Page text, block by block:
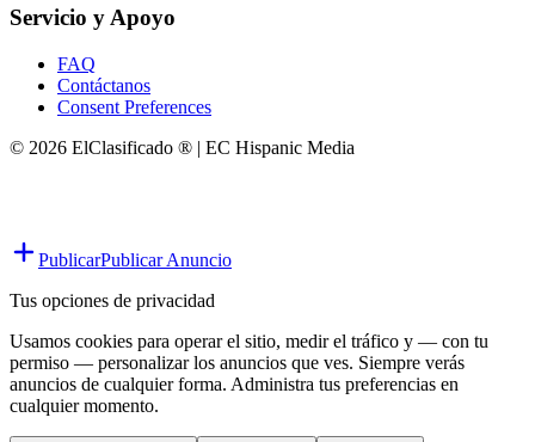
Servicio y Apoyo
FAQ
Contáctanos
Consent Preferences
© 2026 ElClasificado ® | EC Hispanic Media
PublicarPublicar Anuncio
Tus opciones de privacidad
Usamos cookies para operar el sitio, medir el tráfico y — con tu
permiso — personalizar los anuncios que ves. Siempre verás
anuncios de cualquier forma. Administra tus preferencias en
cualquier momento.